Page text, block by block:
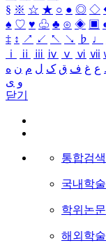
§ ※ ☆ ★ ○ ● ◎ ◇
♠ ♡ ♥ ♧ ♣ ⊙ ◈ ▣ ◐
‡ ↕ ↗ ↙ ↖ ↘ ♭ ♩
ⅰ
ⅱ ⅲ ⅳ ⅴ ⅵ ⅶ
ع غ ف ق ک ل م ن ه
و ی
닫기
통합검색
국내학
학위논문
해외학